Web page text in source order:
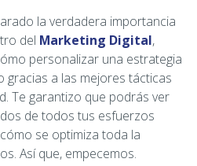
la verdadera importancia
del Marketing Digital,
personalizar una estrategia
gracias a las mejores tácticas
Te garantizo que podrás ver
de todos tus esfuerzos
se optimiza toda la
Así que, empecemos.